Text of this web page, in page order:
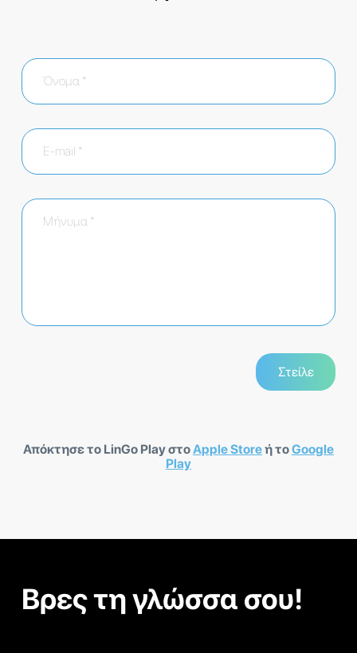
Απόκτησε το LinGo Play στοApple Storeή τοGoogle
Play
Βρες τη γλώσσα σου!